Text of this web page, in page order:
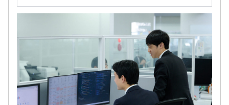
※役職は2022年6月時点のものになります
配属部署は、グループ会社のクリエイティブ集団PlusDの
メンバーも含め、多数のディレクター、エンジニア、デザ
イナーが在籍しており、風通しも良く活発に意見を交わし
Webサイトのパフォーマンスの最大化を日々目指してい